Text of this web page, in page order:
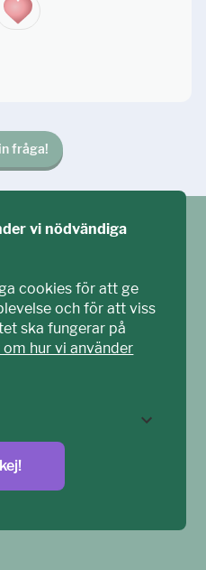
fråga!
med barn och
Sverige – en
mot sexuell
vi nödvändiga
cookies för att ge
och för att viss
ska fungerar på
om hur vi använder